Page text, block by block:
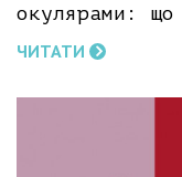
окулярами: що
ЧИТАТИ